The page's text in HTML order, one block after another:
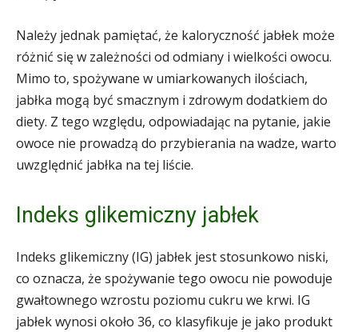
Należy jednak pamiętać, że kaloryczność jabłek może
różnić się w zależności od odmiany i wielkości owocu.
Mimo to, spożywane w umiarkowanych ilościach,
jabłka mogą być smacznym i zdrowym dodatkiem do
diety. Z tego względu, odpowiadając na pytanie, jakie
owoce nie prowadzą do przybierania na wadze, warto
uwzględnić jabłka na tej liście.
Indeks glikemiczny jabłek
Indeks glikemiczny (IG) jabłek jest stosunkowo niski,
co oznacza, że spożywanie tego owocu nie powoduje
gwałtownego wzrostu poziomu cukru we krwi. IG
jabłek wynosi około 36, co klasyfikuje je jako produkt